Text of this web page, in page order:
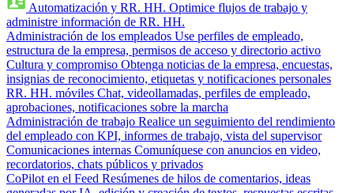
Automatización y RR. HH. Optimice flujos de trabajo y
administre información de RR. HH.
Administración de los empleados Use perfiles de empleado,
estructura de la empresa, permisos de acceso y directorio activo
Cultura y compromiso Obtenga noticias de la empresa, encuestas,
insignias de reconocimiento, etiquetas y notificaciones personales
RR. HH. móviles Chat, videollamadas, perfiles de empleado,
aprobaciones, notificaciones sobre la marcha
Administración de trabajo Realice un seguimiento del rendimiento
del empleado con KPI, informes de trabajo, vista del supervisor
Comunicaciones internas Comuníquese con anuncios en video,
recordatorios, chats públicos y privados
CoPilot en el Feed Resúmenes de hilos de comentarios, ideas